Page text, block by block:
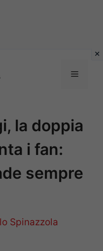
Menu
la doppia
i fan:
sempre
Spinazzola